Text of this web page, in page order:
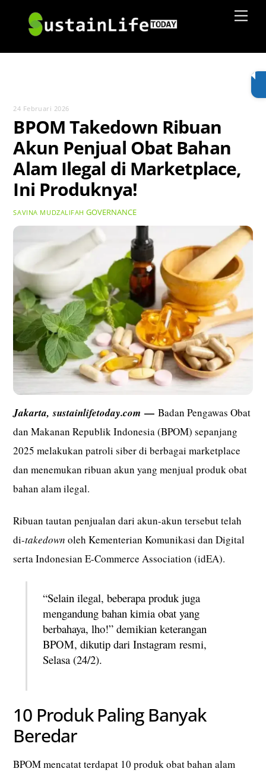
content
24 Februari 2026
BPOM Takedown Ribuan
Akun Penjual Obat Bahan
Alam Ilegal di Marketplace,
Ini Produknya!
SAVINA MUDZALIFAH GOVERNANCE
Jakarta,sustainlifetoday.com— Badan Pengawas Obat
dan Makanan Republik Indonesia (BPOM) sepanjang
2025 melakukan patroli siber di berbagai marketplace
dan menemukan ribuan akun yang menjual produk obat
bahan alam ilegal.
Ribuan tautan penjualan dari akun-akun tersebut telah
di-takedown oleh Kementerian Komunikasi dan Digital
serta Indonesian E-Commerce Association (idEA).
“Selain ilegal, beberapa produk juga
mengandung bahan kimia obat yang
berbahaya, lho!” demikian keterangan
BPOM, dikutip dari Instagram resmi,
Selasa (24/2).
10 Produk Paling Banyak
Beredar
BPOM mencatat terdapat 10 produk obat bahan alam